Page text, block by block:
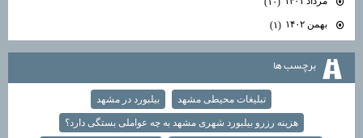
بهمن ۱۴۰۲
(۱)
برچسب ها
تبلیغات محیطی مشهد بیلبورد در مشهد
هزینه رزرو بیلبورد شهری مشهد به چه عواملی بستگی دارد؟